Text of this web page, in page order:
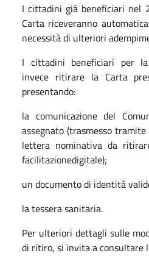
I cittadini già beneficiari nel
Carta riceveranno
necessità di ulteriori
I cittadini beneficiari per
invece ritirare la Carta
presentando:
la comunicazione del
assegnato (trasmesso
lettera nominativa da
facilitazionedigitale);
un documento di identità
la tessera sanitaria.
Per ulteriori dettagli sulle
di ritiro, si invita a consultare